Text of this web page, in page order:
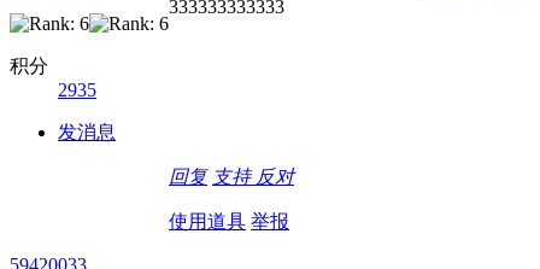
积分
2935
发消息
333333333333
回复 支持 反对
使用道具 举报
59420033